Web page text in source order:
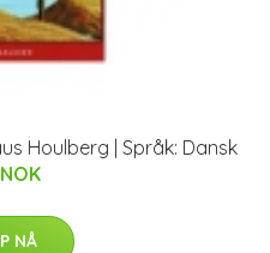
Houlberg | Språk: Dansk
NÅ